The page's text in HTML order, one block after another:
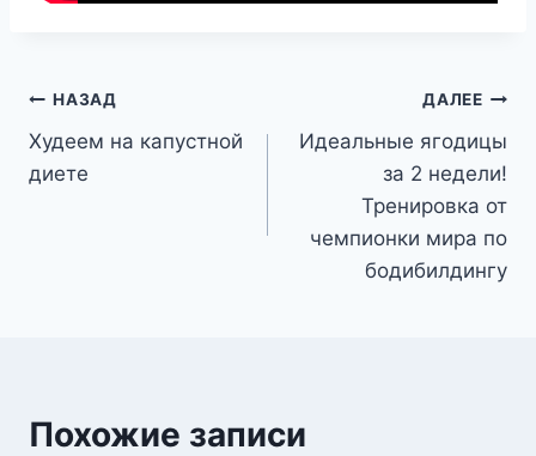
Навигация
по
НАЗАД
Худеем на капустной
диете
ДАЛЕЕ
Идеальные ягодицы
за 2 недели!
Тренировка от
чемпионки мира по
бодибилдингу
Похожие записи